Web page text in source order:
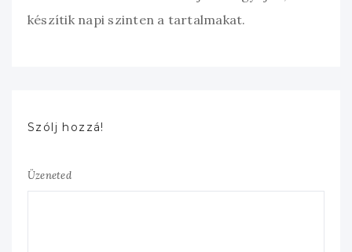
készítik napi szinten a tartalmakat.
Szólj hozzá!
Üzeneted